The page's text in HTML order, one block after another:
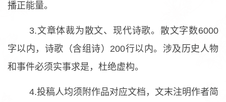
播正能量。
3.文章体裁为散文、现代诗歌。散文字数6000
字以内，诗歌（含组诗）200行以内。涉及历史人物
和事件必须实事求是，杜绝虚构。
4.投稿人均须附作品对应文档，文末注明作者简